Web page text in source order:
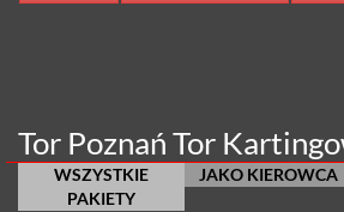
Tor Poznań Tor
WSZYSTKIE
PAKIETY
JAKO KIEROWCA